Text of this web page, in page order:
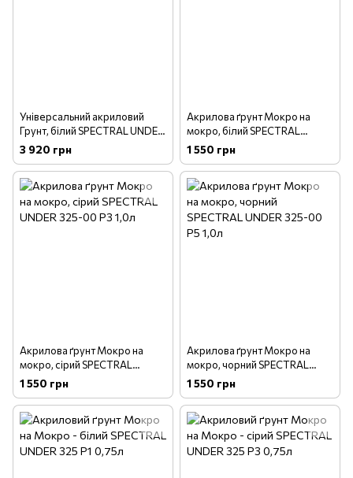
Універсальний акриловий
Грунт, білий SPECTRAL UNDER
365-00 Р1, 2.8л
3 920 грн
Акрилова ґрунт Мокро на
мокро, білий SPECTRAL
UNDER 325-00 Р1 1,0л
1 550 грн
Акрилова ґрунт Мокро на
мокро, сірий SPECTRAL
UNDER 325-00 Р3 1,0л
1 550 грн
Акрилова ґрунт Мокро на
мокро, чорний SPECTRAL
UNDER 325-00 Р5 1,0л
1 550 грн